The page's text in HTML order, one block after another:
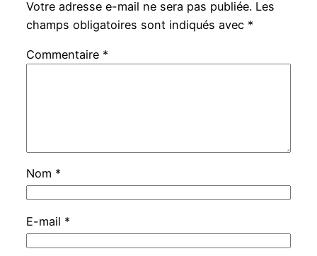
Votre adresse e-mail ne sera pas publiée. Les
champs obligatoires sont indiqués avec *
Commentaire *
Nom *
E-mail *